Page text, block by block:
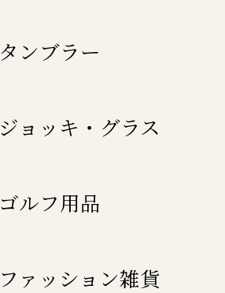
タンブラー
ジョッキ・グラス
ゴルフ用品
ファッション雑貨